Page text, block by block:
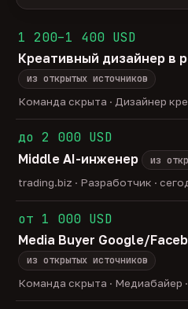
удалённо 588 гибрид
ГРЕЙД
junior43 middle275
head 23
только с зарплатой
ArbiHunter, Партнёркин и
(Greenhouse, Himalayas и
Разбор:нейронка
минут — роль, вертикаль,
Скам-фильтр:
без
обещаний
Свежесть:протухшее
через 30 дней.
35TG-каналов ·5ATS-
1 200–1 400 USD
Креативный дизайнер в
из открытых источников
Команда скрыта · Дизайнер
до 2 000 USD
Middle AI-инженер
из
trading.biz · Разработчик ·
от 1 000 USD
Media Buyer Google/
из открытых источников
Команда скрыта · Медиабайер